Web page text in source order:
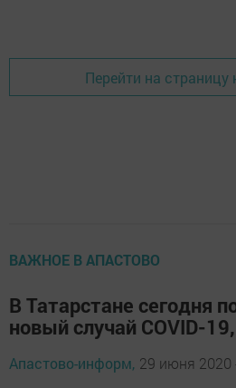
Перейти на страницу
ВАЖНОЕ В АПАСТОВО
В Татарстане сегодня
новый случай COVID-
Апастово-информ, 29 июня 2020